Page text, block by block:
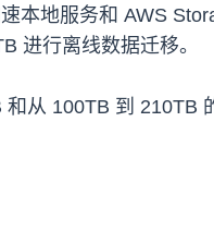
本地服务和 AWS
进行离线数据迁移。
从 100TB 到 210TB